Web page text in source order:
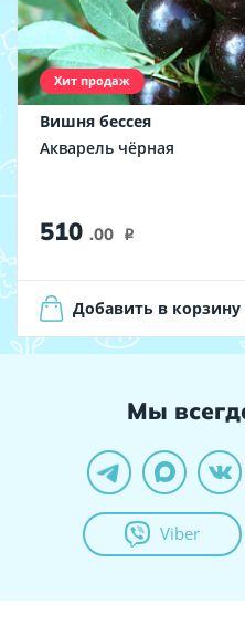
Хит продаж
Вишня бессея
Акварель чёрная
510 .00 i
Добавить в корзину
Мы
Viber